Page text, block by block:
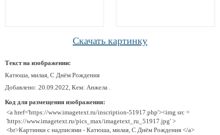
Скачать картинку
Текст на изображении:
Катюша, милая, С Днём Рождения
Добавлено: 20.09.2022, Кем: Анжела .
Код для размещения изображения:
<a href='https://www.imagetext.ru/inscription-51917.php'><img src =
'https://www.imagetext.ru/pics_max/imagetext_ru_51917.jpg' >
<br>Картинки с надписями - Катюша, милая, С Днём Рождения </a>